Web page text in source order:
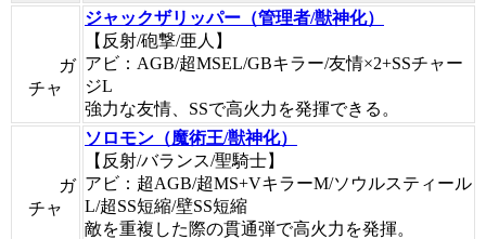
ガ
チャ
ジャックザリッパー（管理者/獣神化）
【反射/砲撃/亜人】
アビ：AGB/超MSEL/GBキラー/友情×2+SSチャー
ジL
強力な友情、SSで高火力を発揮できる。
ガ
チャ
ソロモン（魔術王/獣神化）
【反射/バランス/聖騎士】
アビ：超AGB/超MS+VキラーM/ソウルスティール
L/超SS短縮/壁SS短縮
敵を重複した際の貫通弾で高火力を発揮。